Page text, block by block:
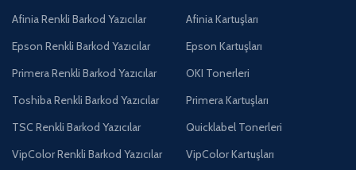
Afinia Renkli Barkod Yazıcılar
Epson Renkli Barkod Yazıcılar
Primera Renkli Barkod Yazıcılar
Toshiba Renkli Barkod Yazıcılar
TSC Renkli Barkod Yazıcılar
VipColor Renkli Barkod Yazıcılar
Afinia Kartuşları
Epson Kartuşları
OKI Tonerleri
Primera Kartuşları
Quicklabel Tonerleri
VipColor Kartuşları